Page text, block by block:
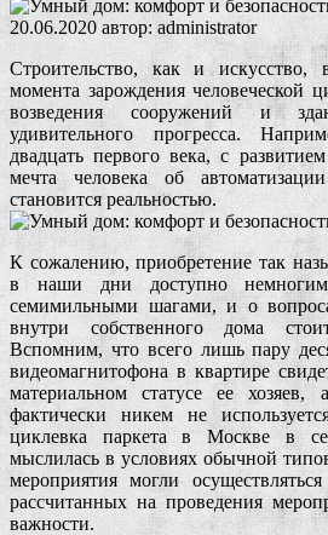
20.06.2020 автор: administrator
Строительство, как и
момента зарождения человеческой
возведения сооружений и
удивительного прогресса.
двадцать первого века, с
мечта человека об
становится реальностью.
К сожалению, приобретение так
в наши дни доступно
семимильными шагами, и о
внутри собственного дома
Вспомним, что всего лишь пару
видеомагнитофона в квартире
материальном статусе ее хозяев,
фактически никем не
циклевка паркета в Москве в
мыслилась в условиях обычной
мероприятия могли
рассчитанных на проведения
важности.